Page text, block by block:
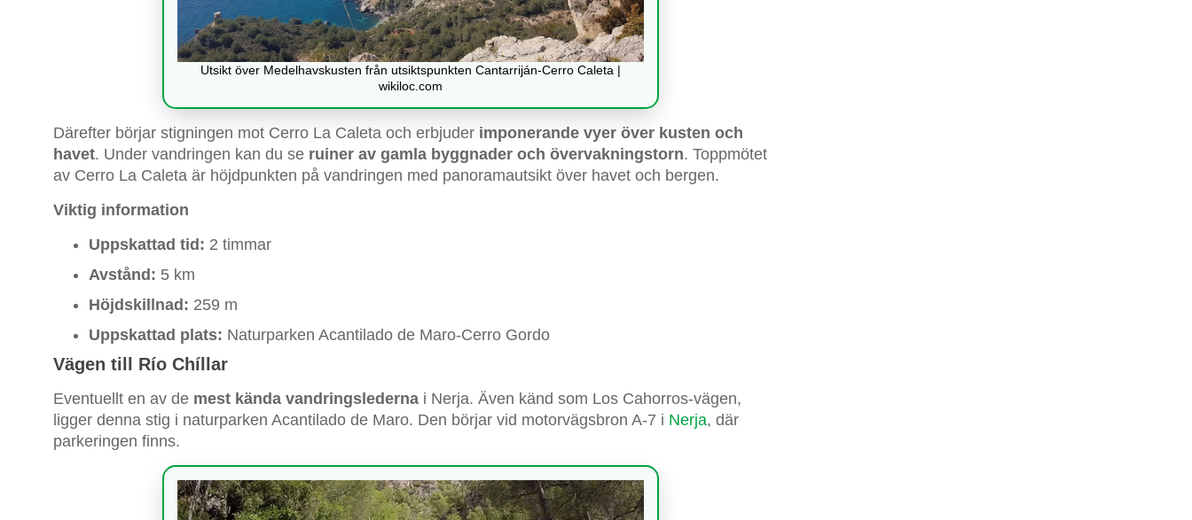
Utsikt över Medelhavskusten från utsiktspunkten Cantarriján-Cerro Caleta |
wikiloc.com
Därefter börjar stigningen mot Cerro La Caleta och erbjuder imponerande vyer över kusten och
havet. Under vandringen kan du se ruiner av gamla byggnader och övervakningstorn. Toppmötet
av Cerro La Caleta är höjdpunkten på vandringen med panoramautsikt över havet och bergen.
Viktig information
Uppskattad tid: 2 timmar
Avstånd: 5 km
Höjdskillnad: 259 m
Uppskattad plats: Naturparken Acantilado de Maro-Cerro Gordo
Vägen till Río Chíllar
Eventuellt en av de mest kända vandringslederna i Nerja. Även känd som Los Cahorros-vägen,
ligger denna stig i naturparken Acantilado de Maro. Den börjar vid motorvägsbron A-7 i Nerja, där
parkeringen finns.